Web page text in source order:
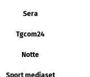
Sera
Tgcom24
Notte